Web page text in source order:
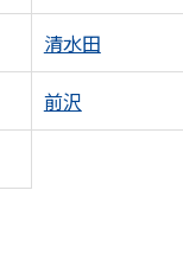
清水田
前沢